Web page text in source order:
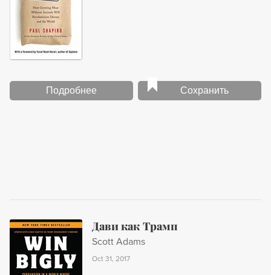
Подробнее Сохранить
Дави как Трамп
Scott Adams
Oct 31, 2017